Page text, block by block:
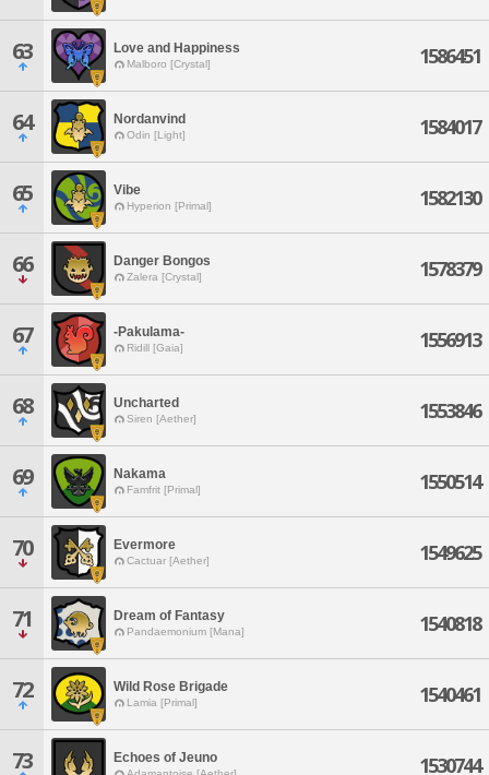
63 Love and Happiness
Malboro [Crystal] 1586451
64 Nordanvind
Odin [Light] 1584017
65 Vibe
Hyperion [Primal] 1582130
66 Danger Bongos
Zalera [Crystal] 1578379
67 -Pakulama-
Ridill [Gaia] 1556913
68 Uncharted
Siren [Aether] 1553846
69 Nakama
Famfrit [Primal] 1550514
70 Evermore
Cactuar [Aether] 1549625
71 Dream of Fantasy
Pandaemonium [Mana] 1540818
72 Wild Rose Brigade
Lamia [Primal] 1540461
73 Echoes of Jeuno 1530744